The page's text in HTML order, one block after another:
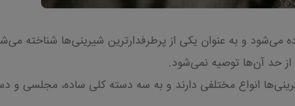
و به عنوان یکی از پرطرفدارترین شیرینی‌ها شناخته
از حد آن‌ها توصیه نمی‌شود.
انواع مختلفی دارند و به سه دسته کلی ساده، مجلسی